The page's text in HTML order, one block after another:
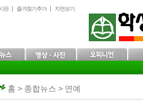
판 즐겨찾기추가 지면보기
홈 > 종합뉴스 > 연예